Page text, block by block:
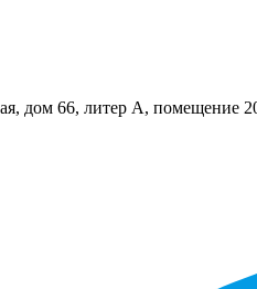
дом 66, литер А, помещение